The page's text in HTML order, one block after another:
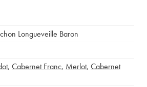
Longueveille Baron
, Cabernet Franc, Merlot, Cabernet